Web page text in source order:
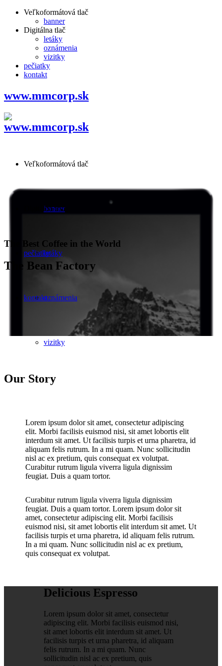
Veľkoformátová tlač
banner
Digitálna tlač
letáky
oznámenia
vizitky
pečiatky
kontakt
www.mmcorp.sk
Veľkoformátová tlač
banner
Digitálna tlač
letáky
oznámenia
vizitky
pečiatky
kontakt
The Best Coffee in the World
The Bean Factory
Our Story
Lorem ipsum dolor sit amet, consectetur adipiscing
elit. Morbi facilisis euismod nisi, sit amet lobortis elit
interdum sit amet. Ut facilisis turpis et urna pharetra, id
aliquam felis rutrum. In a mi quam. Nunc sollicitudin
nisl ac ex pretium, quis consequat ex volutpat.
Curabitur rutrum ligula viverra ligula dignissim
feugiat. Duis a quam tortor.
Curabitur rutrum ligula viverra ligula dignissim
feugiat. Duis a quam tortor. Lorem ipsum dolor sit
amet, consectetur adipiscing elit. Morbi facilisis
euismod nisi, sit amet lobortis elit interdum sit amet. Ut
facilisis turpis et urna pharetra, id aliquam felis rutrum.
In a mi quam. Nunc sollicitudin nisl ac ex pretium,
quis consequat ex volutpat.
Delicious Espresso
Lorem ipsum dolor sit amet, consectetur
adipiscing elit. Morbi facilisis euismod nisi,
sit amet lobortis elit interdum sit amet. Ut
facilisis turpis et urna pharetra, id aliquam
felis rutrum. In a mi quam. Nunc
sollicitudin nisl ac ex pretium, quis